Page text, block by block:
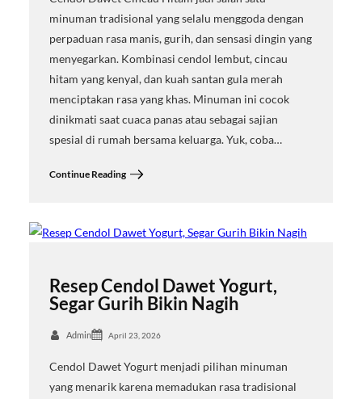
minuman tradisional yang selalu menggoda dengan
perpaduan rasa manis, gurih, dan sensasi dingin yang
menyegarkan. Kombinasi cendol lembut, cincau
hitam yang kenyal, dan kuah santan gula merah
menciptakan rasa yang khas. Minuman ini cocok
dinikmati saat cuaca panas atau sebagai sajian
spesial di rumah bersama keluarga. Yuk, coba…
Continue Reading
Resep Cendol Dawet Yogurt,
Segar Gurih Bikin Nagih
Admin April 23, 2026
Cendol Dawet Yogurt menjadi pilihan minuman
yang menarik karena memadukan rasa tradisional